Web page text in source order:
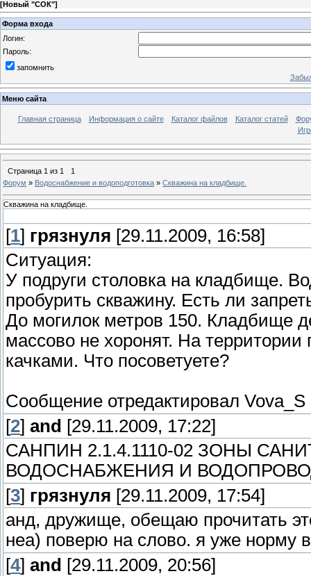
[Новый "СОК"]
Форма входа
Логин:
Пароль:
запомнить
Меню сайта
Главная страница Информация о сайте Каталог файлов Каталог статей
Страница 1 из 1
1
Форум » Водоснабжение и водоподготовка » Скважина на кладбище.
Скважина на кладбище.
[1] грязнуля [29.11.2009, 16:58]
Ситуация:
У подруги столовка на кладбище.
пробурить скважину. Есть ли
До могилок метров 150. Кладбище
массово не хоронят. На
качками. Что посоветуете?
Сообщение отредактировал Vova_S
[2] and [29.11.2009, 17:22]
САНПИН 2.1.4.1110-02 ЗОНЫ
ВОДОСНАБЖЕНИЯ И
[3] грязнуля [29.11.2009, 17:54]
анд, дружище, обещаю прочитать
неа) поверю на слово. я уже норму
[4] and [29.11.2009, 20:56]